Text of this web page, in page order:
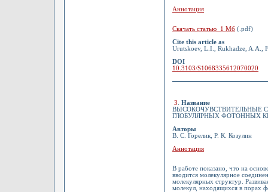
Аннотация
Скачать статью 1 Мб (.pdf)
Cite this article as
Urutskoev, L.I., Rukhadze, A.A.,
DOI
10.3103/S1068335612070020
3
Название
ВЫСОКОЧУВСТВИТЕЛЬНЫЕ
ГЛОБУЛЯРНЫХ ФОТОННЫХ
Авторы
В. С. Горелик, Р. К. Козулин
Аннотация
В работе показано, что на
вводится молекулярное
молекулярных структур.
молекул, находящихся в порах